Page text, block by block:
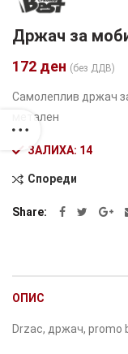
Држач за
172 ден (без ДДВ)
Самолеплив држач
метален
ЗАЛИХА: 14
Alternative:
Спореди
Share
ОПИС
Drzac, држач, promo